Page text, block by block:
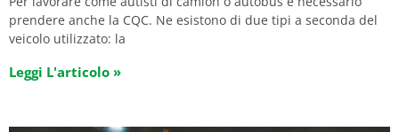
prendere anche la CQC. Ne esistono di due tipi a seconda del
veicolo utilizzato: la
Leggi L'articolo »